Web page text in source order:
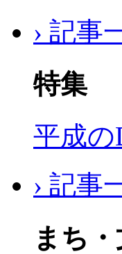
› 記事
特集
平成の
› 記事
まち